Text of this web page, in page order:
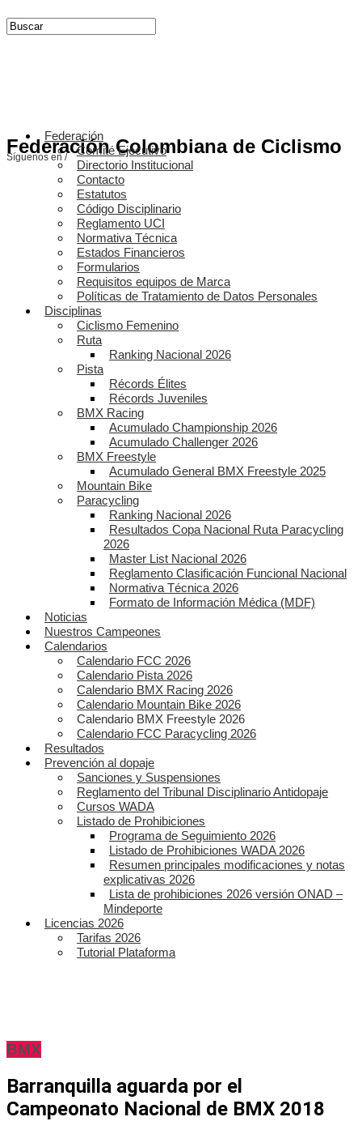
Federación Colombiana de Ciclismo
Síguenos en /
Federación
Comité Ejecutivo
Directorio Institucional
Contacto
Estatutos
Código Disciplinario
Reglamento UCI
Normativa Técnica
Estados Financieros
Formularios
Requisitos equipos de Marca
Políticas de Tratamiento de Datos Personales
Disciplinas
Ciclismo Femenino
Ruta
Ranking Nacional 2026
Pista
Récords Élites
Récords Juveniles
BMX Racing
Acumulado Championship 2026
Acumulado Challenger 2026
BMX Freestyle
Acumulado General BMX Freestyle 2025
Mountain Bike
Paracycling
Ranking Nacional 2026
Resultados Copa Nacional Ruta Paracycling
2026
Master List Nacional 2026
Reglamento Clasificación Funcional Nacional
Normativa Técnica 2026
Formato de Información Médica (MDF)
Noticias
Nuestros Campeones
Calendarios
Calendario FCC 2026
Calendario Pista 2026
Calendario BMX Racing 2026
Calendario Mountain Bike 2026
Calendario BMX Freestyle 2026
Calendario FCC Paracycling 2026
Resultados
Prevención al dopaje
Sanciones y Suspensiones
Reglamento del Tribunal Disciplinario Antidopaje
Cursos WADA
Listado de Prohibiciones
Programa de Seguimiento 2026
Listado de Prohibiciones WADA 2026
Resumen principales modificaciones y notas
explicativas 2026
Lista de prohibiciones 2026 versión ONAD –
Mindeporte
Licencias 2026
Tarifas 2026
Tutorial Plataforma
BMX
Barranquilla aguarda por el
Campeonato Nacional de BMX 2018